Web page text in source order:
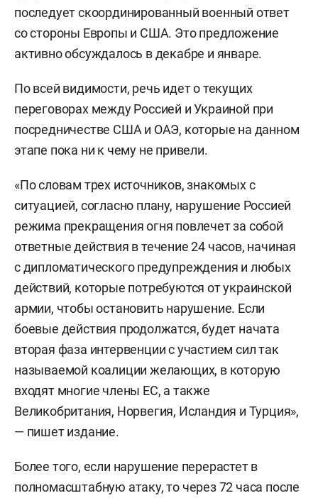
последует скоординированный военный ответ
со стороны Европы и США. Это предложение
активно обсуждалось в декабре и январе.
По всей видимости, речь идет о текущих
переговорах между Россией и Украиной при
посредничестве США и ОАЭ, которые на данном
этапе пока ни к чему не привели.
«По словам трех источников, знакомых с
ситуацией, согласно плану, нарушение Россией
режима прекращения огня повлечет за собой
ответные действия в течение 24 часов, начиная
с дипломатического предупреждения и любых
действий, которые потребуются от украинской
армии, чтобы остановить нарушение. Если
боевые действия продолжатся, будет начата
вторая фаза интервенции с участием сил так
называемой коалиции желающих, в которую
входят многие члены ЕС, а также
Великобритания, Норвегия, Исландия и Турция»,
— пишет издание.
Более того, если нарушение перерастет в
полномасштабную атаку, то через 72 часа после